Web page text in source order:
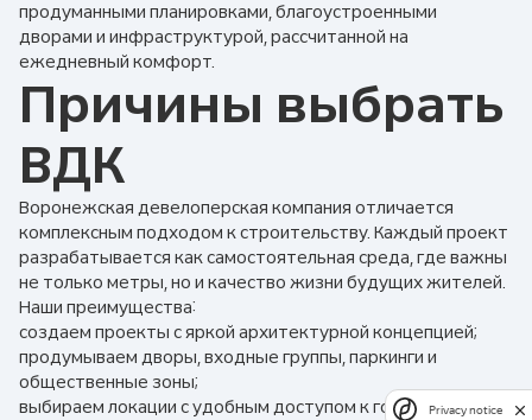
продуманными планировками, благоустроенными
дворами и инфраструктурой, рассчитанной на
ежедневный комфорт.
Причины выбрать
ВДК
Воронежская девелоперская компания отличается
комплексным подходом к строительству. Каждый проект
разрабатывается как самостоятельная среда, где важны
не только метры, но и качество жизни будущих жителей.
Наши преимущества:
создаем проекты с яркой архитектурной концепцией;
продумываем дворы, входные группы, паркинги и
общественные зоны;
выбираем локации с удобным доступом к городскойPrivacy notice